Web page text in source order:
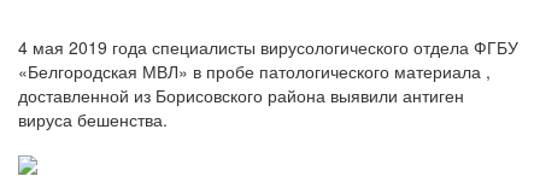
4 мая 2019 года специалисты вирусологического отдела ФГБУ
«Белгородская МВЛ» в пробе патологического материала ,
доставленной из Борисовского района выявили антиген
вируса бешенства.